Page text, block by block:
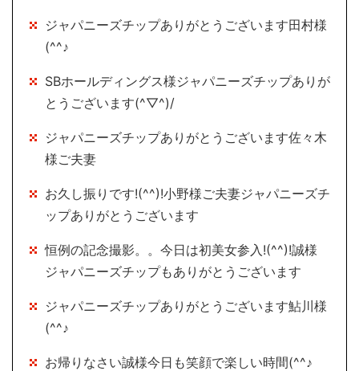
ジャパニーズチップありがとうございます田村様
(^^♪
SBホールディングス様ジャパニーズチップありが
とうございます(^▽^)/
ジャパニーズチップありがとうございます佐々木
様ご夫妻
お久し振りです!(^^)!小野様ご夫妻ジャパニーズチ
ップありがとうございます
恒例の記念撮影。。今日は初美女参入!(^^)!誠様
ジャパニーズチップもありがとうございます
ジャパニーズチップありがとうございます鮎川様
(^^♪
お帰りなさい誠様今日も笑顔で楽しい時間(^^♪